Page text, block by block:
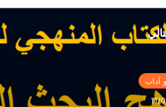
آداب
11/